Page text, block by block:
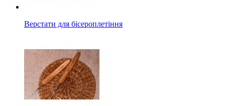
Верстати для бісероплетіння